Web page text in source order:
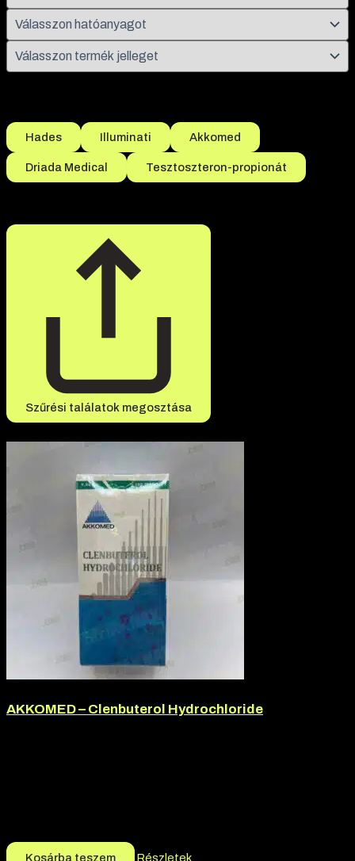
Hades Illuminati Akkomed
Driada Medical Tesztoszteron-propionát
Szűrési találatok megosztása
AKKOMED – Clenbuterol Hydrochloride
Kosárba teszem
Részletek